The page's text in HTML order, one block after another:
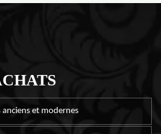
anciens et modernes